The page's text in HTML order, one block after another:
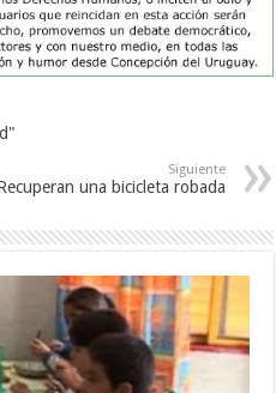
Siguiente
una bicicleta robada